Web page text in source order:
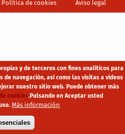
Política de cookies Aviso legal
y de terceros con fines analíticos para
navegación, así como las visitas a vídeos
nuestro sitio web. Puede obtener más
cookies.Pulsando en Aceptar usted
Más información